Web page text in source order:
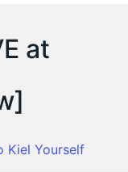
at
Kiel Yourself